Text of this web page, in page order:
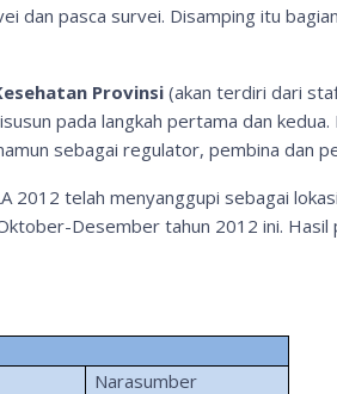
dan pasca survei. Disamping itu
Provinsi (akan terdiri dari
pada langkah pertama dan
sebagai regulator, pembina dan
2012 telah menyanggupi sebagai lokasi
Desember tahun 2012 ini.
Narasumber